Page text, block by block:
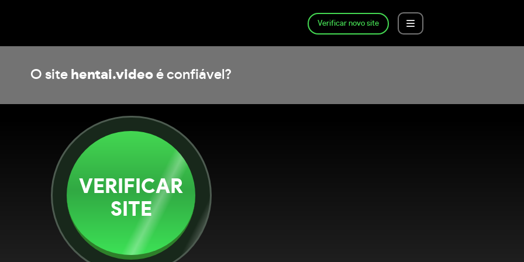
Verificar novo site
O site hentai.video é confiável?
VERIFICAR
SITE